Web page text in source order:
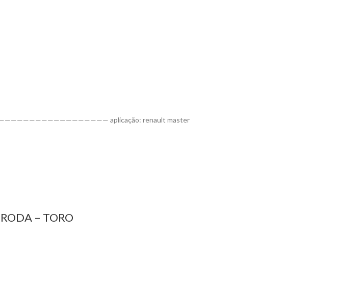
—————————————————— aplicação: renault master
– TORO